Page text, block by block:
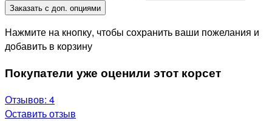
Заказать с доп. опциями
Нажмите на кнопку, чтобы сохранить ваши пожелания и
добавить в корзину
Покупатели уже оценили этот корсет
Отзывов: 4
Оставить отзыв